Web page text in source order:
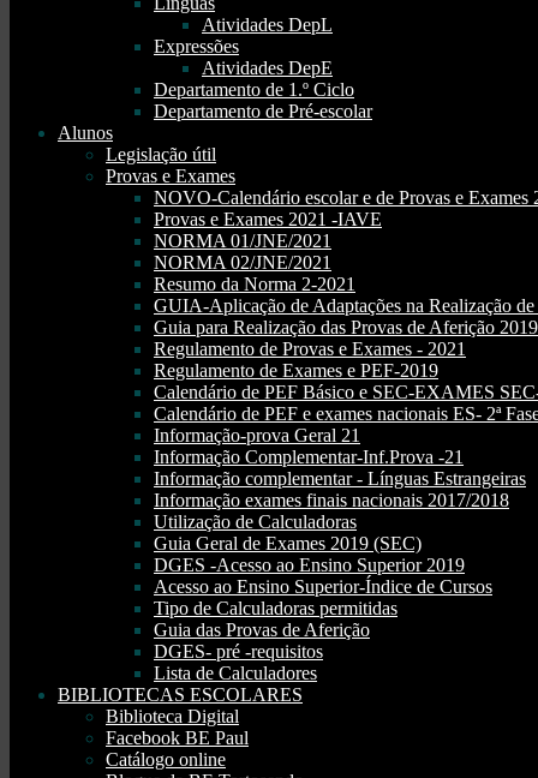
Atividades DepL
Expressões
Atividades DepE
Departamento de 1.º Ciclo
Departamento de Pré-escolar
Alunos
Legislação útil
Provas e Exames
NOVO-Calendário escolar e de Provas e Exames
Provas e Exames 2021 -IAVE
NORMA 01/JNE/2021
NORMA 02/JNE/2021
Resumo da Norma 2-2021
GUIA-Aplicação de Adaptações na Realização
Guia para Realização das Provas de Aferição 2019
Regulamento de Provas e Exames - 2021
Regulamento de Exames e PEF-2019
Calendário de PEF Básico e SEC-EXAMES
Calendário de PEF e exames nacionais ES- 2ª
Informação-prova Geral 21
Informação Complementar-Inf.Prova -21
Informação complementar - Línguas Estrangeiras
Informação exames finais nacionais 2017/2018
Utilização de Calculadoras
Guia Geral de Exames 2019 (SEC)
DGES -Acesso ao Ensino Superior 2019
Acesso ao Ensino Superior-Índice de Cursos
Tipo de Calculadoras permitidas
Guia das Provas de Aferição
DGES- pré -requisitos
Lista de Calculadores
BIBLIOTECAS ESCOLARES
Biblioteca Digital
Facebook BE Paul
Catálogo online